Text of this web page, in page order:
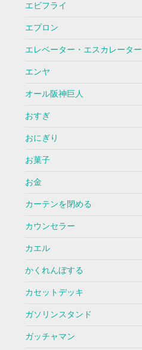
エビフライ
エプロン
エレベーター・エスカレーター
エンヤ
オール阪神巨人
おすぎ
おにぎり
お菓子
お金
カーテンを閉める
カウンセラー
カエル
かくれんぼする
カセットデッキ
ガソリンスタンド
ガッチャマン